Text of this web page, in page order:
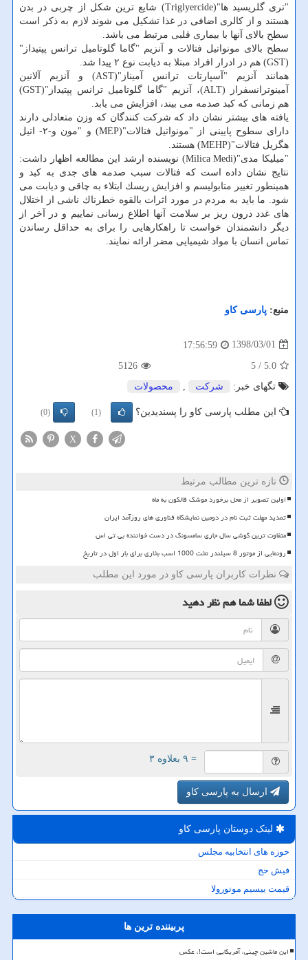
"تری گلریسید ها"(Triglyercide) شایع ترین شكل از چربی در بدن
هستند و از كالری اضافی در غذا تشكیل می شوند لازم به ذكر است
سطح بالای آنها با بیماری قلبی مرتبط می باشد.
سطح بالای مونواتیل فتالات و آنزیم "گاما گلوتامیل ترانس پپتیداز"
(GST) هم در ادرار افراد مبتلا به دیابت نوع ۲ پیدا شد.
همانند آنزیم "آسپارتات ترانس آمیناز"(AST) و آنزیم آلانین
آمینوترانسفراز (ALT)، آنزیم "گاما گلوتامیل ترانس پپتیداز"(GST)
هم زمانی كه كبد صدمه می بیند، افزایش می یابد.
یافته های بیشتر نشان داد كه شركت كنندگان كه وزن متعادلی دارند
دارای سطوح پایینی از "مونواتیل فتالات"(MEP) و "مون و-۲- اتیل
هگزیل فتالات"(MEHP) هستند.
"میلیكا مدی"(Milica Medi) نویسنده ارشد این مطالعه اظهار داشت:
نتایج نشان داده است كه فتالات سبب صدمه های جدی به كبد و
همینطور تغییر متابولیسم و افزایش ریسك ابتلاء به چاقی و دیابت می
شود. ما باید به مردم در مورد اثرات بالقوه خطرناك ناشی از اختلال
های غدد درون ریز بر سلامت آنها اطلاع رسانی نماییم و در آخر از
دیگر دانشمندان خواست تا راهكارهایی را برای به حداقل رساندن
تماس انسان با مواد شیمیایی مضر ارائه نمایند.
منبع: پارسی كاو
1398/03/01
17:56:59
5.0
/ 5
5126
تگهای خبر:
شركت , محصولات
این مطلب پارسی کاو را پسندیدین؟ (1)
(0)
X
تازه ترین مطالب مرتبط
اولین تصویر از محل برخورد موشک فالکون به ماه
تمدید مهلت ثبت نام در دومین نمایشگاه فناوری های روزآمد ایران
متفاوت ترین گوشی سال جاری سامسونگ در دست خواننده بی تی اس
رونمایی از موتور 8 سیلندر تخت 1000 اسب بخاری برای بار اول در تاریخ
نظرات کاربران پارسی کاو در مورد این مطلب
لطفا شما همنظر دهید
= ۹ بعلاوه ۳
ارسال به پارسی کاو
لینک دوستان پارسی كاو
حوزه های انتخابیه مجلس
فیش حج
قیمت بیسیم موتورولا
پربیننده ترین ها
این ماشین چینی، آمریکایی است!، عکس